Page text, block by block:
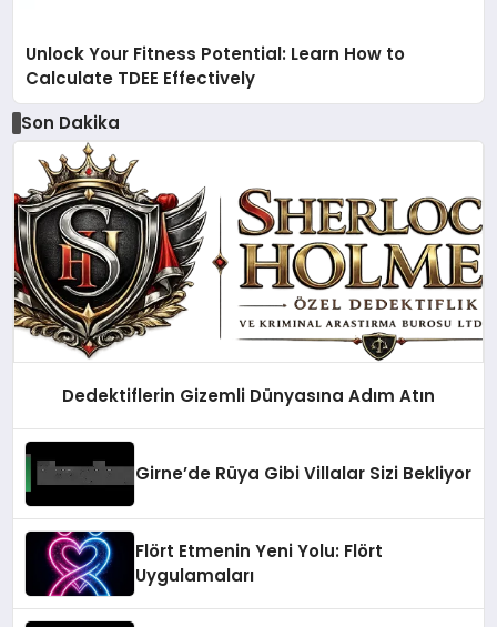
Unlock Your Fitness Potential: Learn How to
Calculate TDEE Effectively
Son Dakika
Dedektiflerin Gizemli Dünyasına Adım Atın
Girne’de Rüya Gibi Villalar Sizi Bekliyor
Flört Etmenin Yeni Yolu: Flört
Uygulamaları